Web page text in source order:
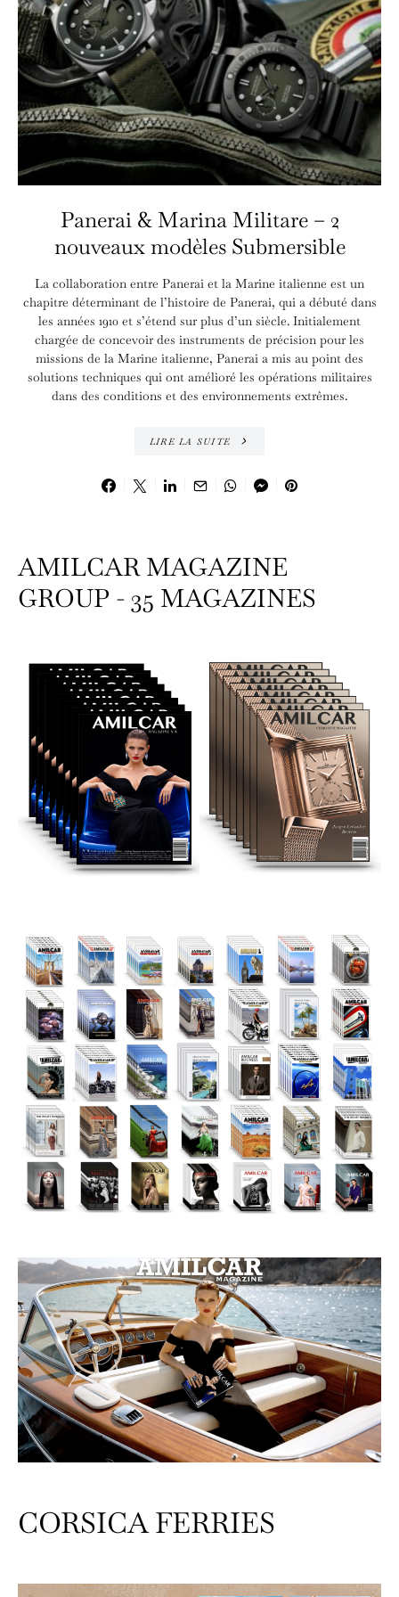
Panerai & Marina Militare – 2
nouveaux modèles Submersible
La collaboration entre Panerai et la Marine italienne est un
chapitre déterminant de l’histoire de Panerai, qui a débuté dans
les années 1910 et s’étend sur plus d’un siècle. Initialement
chargée de concevoir des instruments de précision pour les
missions de la Marine italienne, Panerai a mis au point des
solutions techniques qui ont amélioré les opérations militaires
dans des conditions et des environnements extrêmes.
LIRE LA SUITE
AMILCAR MAGAZINE
GROUP - 35 MAGAZINES
CORSICA FERRIES